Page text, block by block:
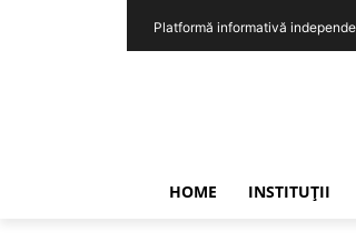
Platformă informativă
HOME INSTITUȚII